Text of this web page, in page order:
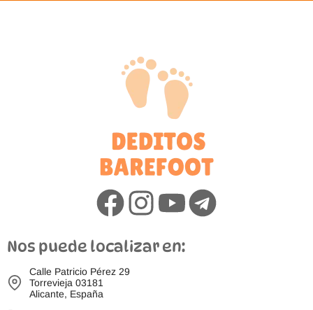
Nos puede localizar en:
Calle Patricio Pérez 29
Torrevieja 03181
Alicante, España